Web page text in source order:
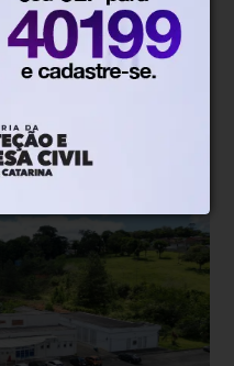
lança
Junho Verde
ambiente.